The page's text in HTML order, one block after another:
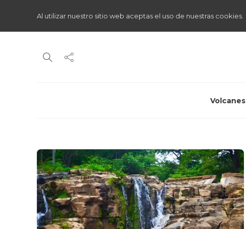
Al utilizar nuestro sitio web aceptas el uso de nuestras cookies.
Volcanes